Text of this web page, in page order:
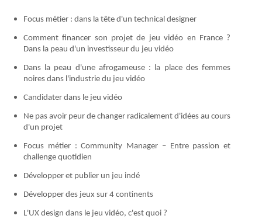
Focus métier : dans la tête d'un technical designer
Comment financer son projet de jeu vidéo en France ?
Dans la peau d'un investisseur du jeu vidéo
Dans la peau d'une afrogameuse : la place des femmes
noires dans l'industrie du jeu vidéo
Candidater dans le jeu vidéo
Ne pas avoir peur de changer radicalement d'idées au cours
d'un projet
Focus métier : Community Manager – Entre passion et
challenge quotidien
Développer et publier un jeu indé
Développer des jeux sur 4 continents
L'UX design dans le jeu vidéo, c'est quoi ?